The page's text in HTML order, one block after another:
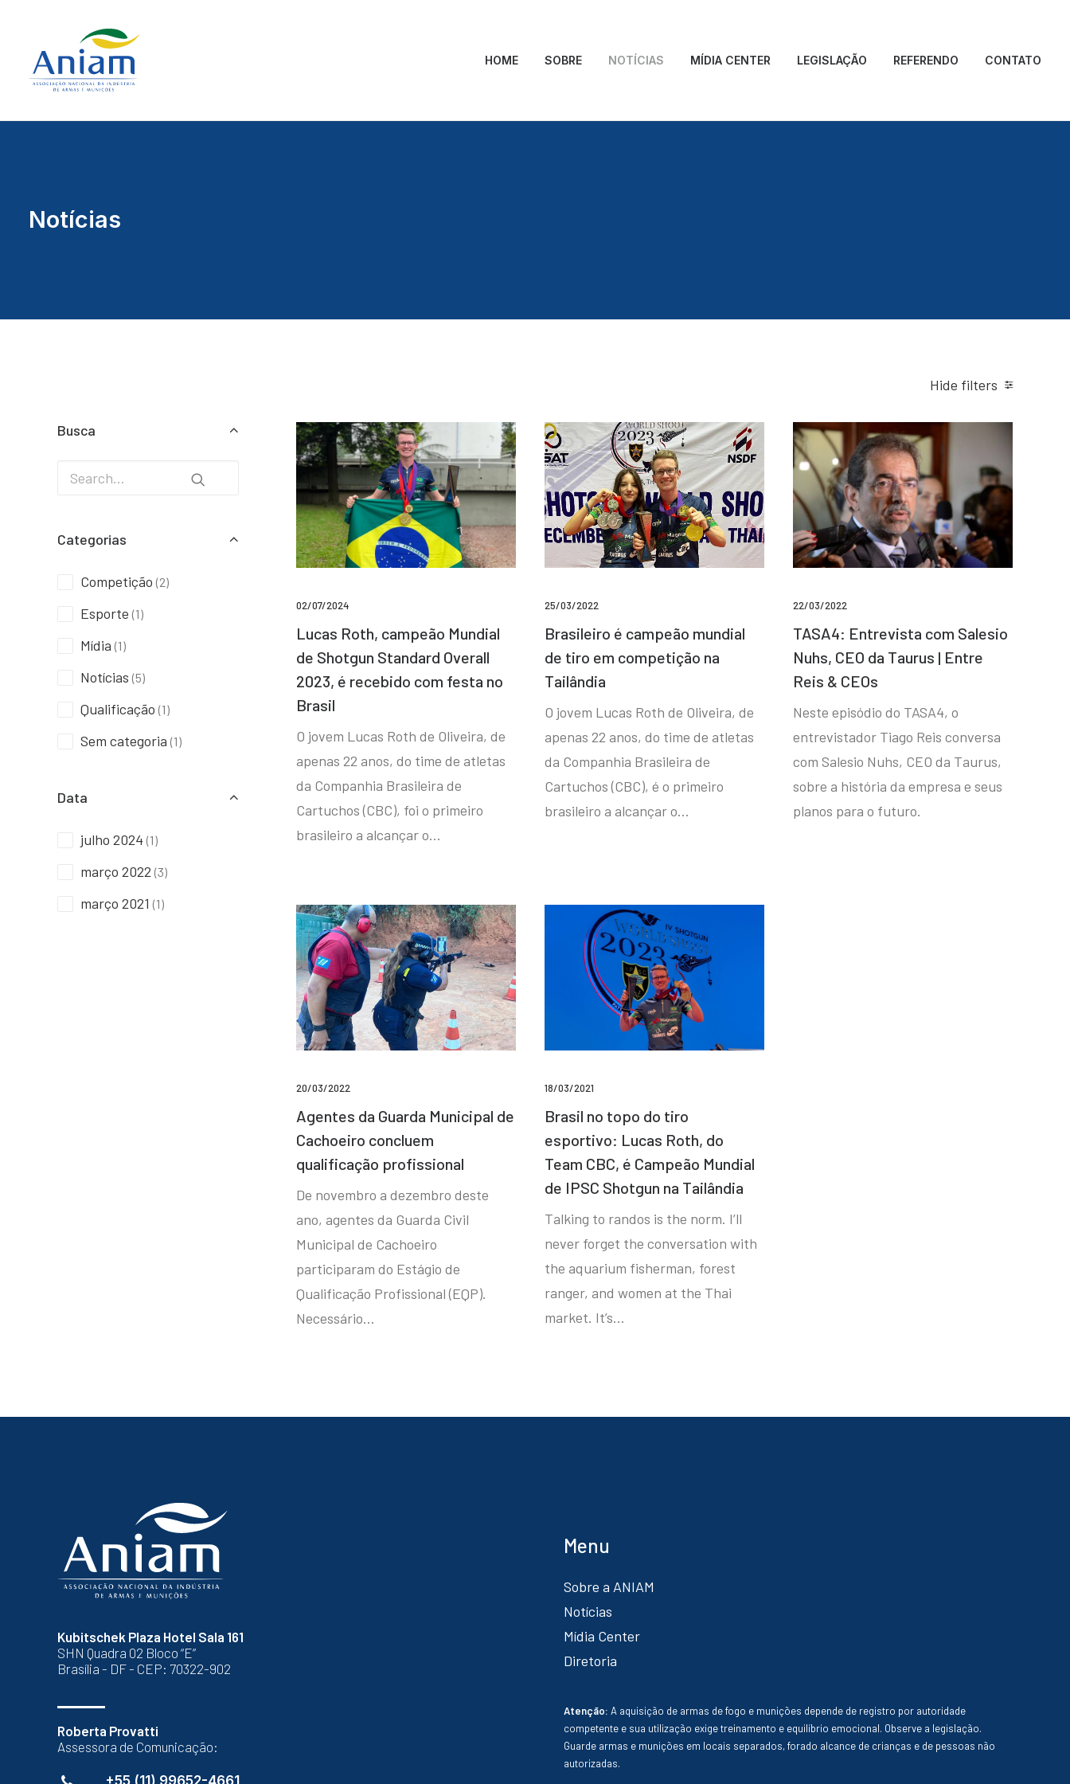
HOME SOBRE NOTÍCIAS MÍDIA CENTER LEGISLAÇÃO REFERENDO CONTATO
Notícias
Hide filters
Busca
Categorias
Competição (2)
Esporte (1)
Mídia (1)
Notícias (5)
Qualificação (1)
Sem categoria (1)
Data
julho 2024 (1)
março 2022 (3)
março 2021 (1)
02/07/2024
Lucas Roth, campeão Mundial
de Shotgun Standard Overall
2023, é recebido com festa no
Brasil
O jovem Lucas Roth de Oliveira, de
apenas 22 anos, do time de atletas
da Companhia Brasileira de
Cartuchos (CBC), foi o primeiro
brasileiro a alcançar o…
25/03/2022
Brasileiro é campeão mundial
de tiro em competição na
Tailândia
O jovem Lucas Roth de Oliveira, de
apenas 22 anos, do time de atletas
da Companhia Brasileira de
Cartuchos (CBC), é o primeiro
brasileiro a alcançar o…
22/03/2022
TASA4: Entrevista com Salesio
Nuhs, CEO da Taurus | Entre
Reis & CEOs
Neste episódio do TASA4, o
entrevistador Tiago Reis conversa
com Salesio Nuhs, CEO da Taurus,
sobre a história da empresa e seus
planos para o futuro.
20/03/2022
Agentes da Guarda Municipal de
Cachoeiro concluem
qualificação profissional
De novembro a dezembro deste
ano, agentes da Guarda Civil
Municipal de Cachoeiro
participaram do Estágio de
Qualificação Profissional (EQP).
Necessário…
18/03/2021
Brasil no topo do tiro
esportivo: Lucas Roth, do
Team CBC, é Campeão Mundial
de IPSC Shotgun na Tailândia
Talking to randos is the norm. I’ll
never forget the conversation with
the aquarium fisherman, forest
ranger, and women at the Thai
market. It’s…
Kubitschek Plaza Hotel Sala 161
SHN Quadra 02 Bloco “E”
Brasília - DF - CEP: 70322-902
Roberta Provatti
Assessora de Comunicação:
+55 (11) 99652-4661
Menu
Sobre a ANIAM
Notícias
Mídia Center
Diretoria
Atenção: A aquisição de armas de fogo e munições depende de registro por autoridade
competente e sua utilização exige treinamento e equilíbrio emocional. Observe a legislação.
Guarde armas e munições em locais separados, forado alcance de crianças e de pessoas não
autorizadas.